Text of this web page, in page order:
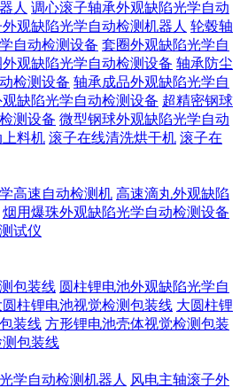
人 调心滚子轴承外观缺陷光学自动
观缺陷光学自动检测机器人 轮毂轴
自动检测设备 套圈外观缺陷光学自
外观缺陷光学自动检测设备 轴承防尘
检测设备 轴承成品外观缺陷光学自
缺陷光学自动检测设备 超精密钢球
测设备 微型钢球外观缺陷光学自动
料机 滚子在线清洗烘干机 滚子在
高速自动检测机 高速滴丸外观缺陷
烟用爆珠外观缺陷光学自动检测设备
试仪
包装线 圆柱锂电池外观缺陷光学自
圆柱锂电池视觉检测包装线 大圆柱锂
装线 方形锂电池壳体视觉检测包装
包装线
学自动检测机器人 风电主轴滚子外